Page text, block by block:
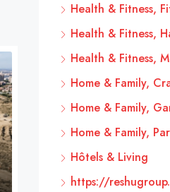
Health & Fitness,
Health & Fitness,
Health & Fitness,
Home & Family,
Home & Family,
Home & Family,
Hôtels & Living
https://